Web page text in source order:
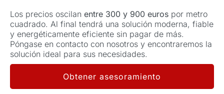
Los precios oscilan entre 300 y 900 euros por metro
cuadrado. Al final tendrá una solución moderna, fiable
y energéticamente eficiente sin pagar de más.
Póngase en contacto con nosotros y encontraremos la
solución ideal para sus necesidades.
Obtener asesoramiento